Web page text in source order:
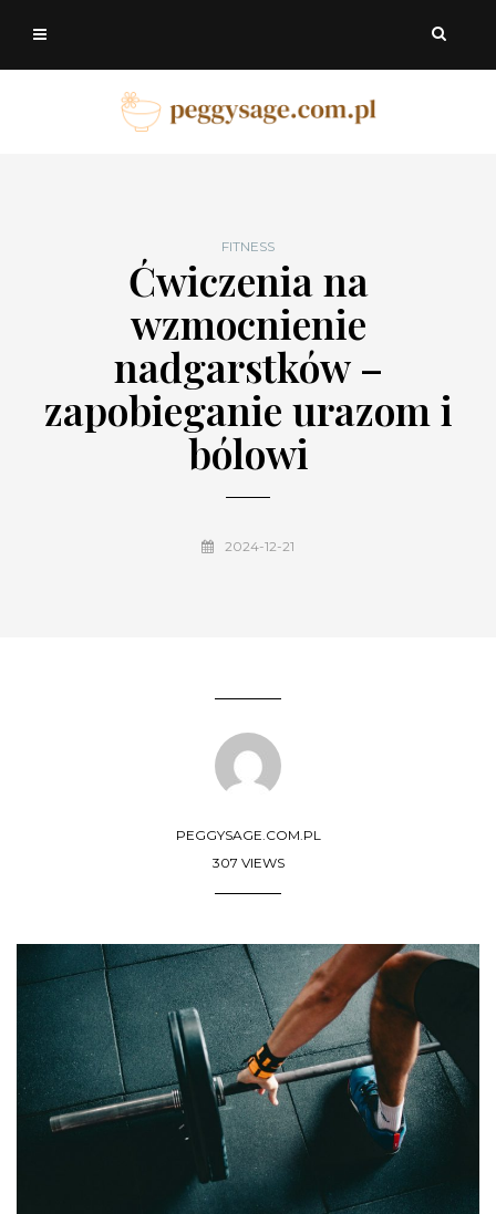
FITNESS
Ćwiczenia na
wzmocnienie
nadgarstków –
zapobieganie urazom i
bólowi
2024-12-21
PEGGYSAGE.COM.PL
307 VIEWS